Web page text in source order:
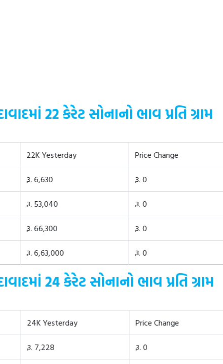
22 કેરેટ સોનાનો ભાવ પ્રતિ ગ્રામ
22K Yesterday Price Change
રૂ. 6,630 રૂ. 0
રૂ. 53,040 રૂ. 0
રૂ. 66,300 રૂ. 0
રૂ. 6,63,000 રૂ. 0
24 કેરેટ સોનાનો ભાવ પ્રતિ ગ્રામ
24K Yesterday Price Change
રૂ. 7,228 રૂ. 0